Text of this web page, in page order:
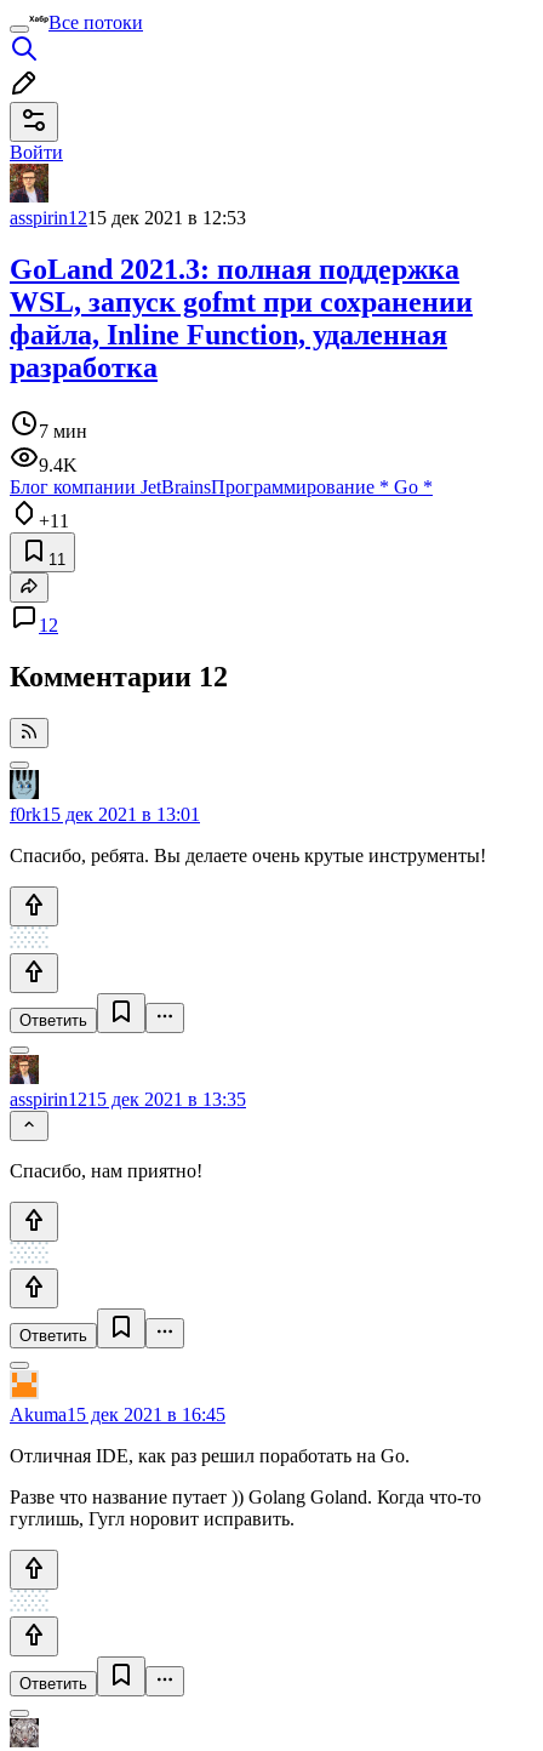
Все потоки
Войти
asspirin1215 дек 2021 в 12:53
GoLand 2021.3: полная поддержка
WSL, запуск gofmt при сохранении
файла, Inline Function, удаленная
разработка
7 мин
9.4K
Блог компании JetBrainsПрограммирование * Go *
+11
11
12
Комментарии 12
f0rk15 дек 2021 в 13:01
Спасибо, ребята. Вы делаете очень крутые инструменты!
Ответить
asspirin1215 дек 2021 в 13:35
Спасибо, нам приятно!
Ответить
Akuma15 дек 2021 в 16:45
Отличная IDE, как раз решил поработать на Go.
Разве что название путает )) Golang Goland. Когда что-то
гуглишь, Гугл норовит исправить.
Ответить